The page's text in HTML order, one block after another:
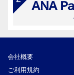
会社概要
ご利用規約